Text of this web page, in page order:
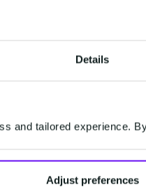
Details
and tailored experience.
Adjust preferences
lasnormativas
que los